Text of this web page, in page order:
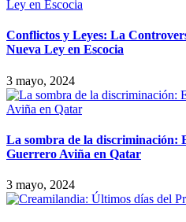
Conflictos y Leyes: La
Nueva Ley en Escocia
3 mayo, 2024
La sombra de la discriminación:
Guerrero Aviña en Qatar
3 mayo, 2024